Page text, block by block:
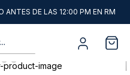
ANTES DE LAS 12:00 PM EN RM